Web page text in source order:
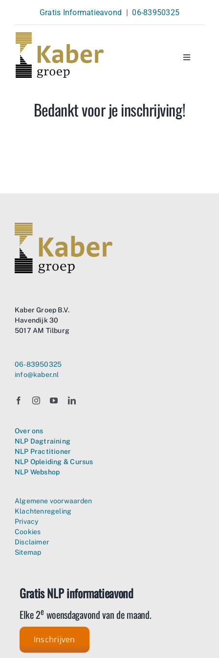
content
Gratis Informatieavond | 06-83950325
Toggle
Bedankt voor je inschrijving!
Kaber Groep B.V.
Havendijk 30
5017 AM Tilburg
06-83950325
info@kaber.nl
Over ons
NLP Dagtraining
NLP Practitioner
NLP Opleiding & Cursus
NLP Webshop
Algemene voorwaarden
Klachtenregeling
Privacy
Cookies
Disclaimer
Sitemap
Gratis NLP informatieavond
Elke 2ewoensdagavond van de maand.
Inschrijven